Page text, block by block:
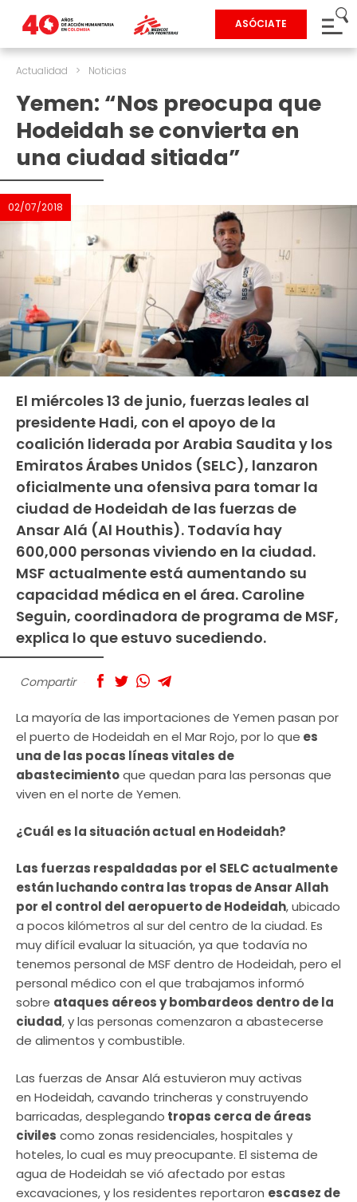
ASÓCIATE
Actualidad > Noticias
Yemen: “Nos preocupa que
Hodeidah se convierta en
una ciudad sitiada”
02/07/2018
El miércoles 13 de junio, fuerzas leales al
presidente Hadi, con el apoyo de la
coalición liderada por Arabia Saudita y los
Emiratos Árabes Unidos (SELC), lanzaron
oficialmente una ofensiva para tomar la
ciudad de Hodeidah de las fuerzas de
Ansar Alá (Al Houthis). Todavía hay
600,000 personas viviendo en la ciudad.
MSF actualmente está aumentando su
capacidad médica en el área. Caroline
Seguin, coordinadora de programa de MSF,
explica lo que estuvo sucediendo.
Compartir
La mayoría de las importaciones de Yemen pasan por
el puerto de Hodeidah en el Mar Rojo, por lo que es
una de las pocas líneas vitales de
abastecimientoque quedan para las personas que
viven en el norte de Yemen.
¿Cuál es la situación actual en Hodeidah?
Las fuerzas respaldadas por el SELC actualmente
están luchando contra las tropas de Ansar Allah
por el control del aeropuerto de Hodeidah, ubicado
a pocos kilómetros al sur del centro de la ciudad. Es
muy difícil evaluar la situación, ya que todavía no
tenemos personal de MSF dentro de Hodeidah, pero el
personal médico con el que trabajamos informó
sobre ataques aéreos y bombardeos dentro de la
ciudad, y las personas comenzaron a abastecerse
de alimentos y combustible.
Las fuerzas de Ansar Alá estuvieron muy activas
en Hodeidah, cavando trincheras y construyendo
barricadas, desplegando tropas cerca de áreas
civiles como zonas residenciales, hospitales y
hoteles, lo cual es muy preocupante. El sistema de
agua de Hodeidah se vió afectado por estas
excavaciones, y los residentes reportaron escasez de